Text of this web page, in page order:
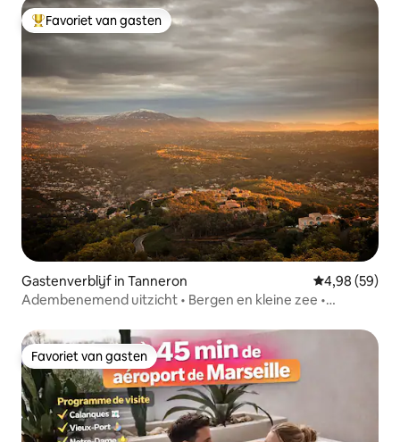
Topfavoriet van gasten
Favoriet van gasten
Gastenverblijf in Tanneron Gemiddelde
4,98 (59)
Adembenemend uitzicht • Bergen en kleine zee •
Favoriet van gasten
Favoriet van gasten